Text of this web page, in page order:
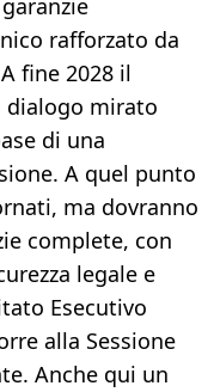
rafforzato da
fine 2028 il
dialogo mirato
di una
A quel punto
ma dovranno
complete, con
legale e
Esecutivo
alla Sessione
Anche qui un